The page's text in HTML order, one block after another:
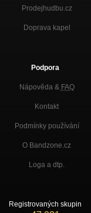
Prodejhudbu.cz
Doprava kapel
Podpora
Nápověda & FAQ
Kontakt
Podmínky používání
O Bandzone.cz
Loga a dtp.
Registrovaných skupin